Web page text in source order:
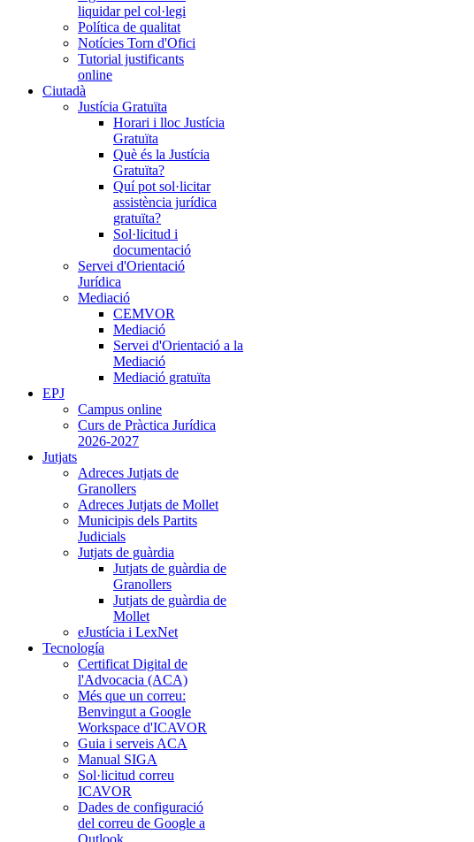
liquidar pel col·legi
Política de qualitat
Notícies Torn d'Ofici
Tutorial justificants
online
Ciutadà
Justícia Gratuïta
Horari i lloc Justícia
Gratuïta
Què és la Justícia
Gratuïta?
Quí pot sol·licitar
assistència jurídica
gratuïta?
Sol·licitud i
documentació
Servei d'Orientació
Jurídica
Mediació
CEMVOR
Mediació
Servei d'Orientació a la
Mediació
Mediació gratuïta
EPJ
Campus online
Curs de Pràctica Jurídica
2026-2027
Jutjats
Adreces Jutjats de
Granollers
Adreces Jutjats de Mollet
Municipis dels Partits
Judicials
Jutjats de guàrdia
Jutjats de guàrdia de
Granollers
Jutjats de guàrdia de
Mollet
eJustícia i LexNet
Tecnología
Certificat Digital de
l'Advocacia (ACA)
Més que un correu:
Benvingut a Google
Workspace d'ICAVOR
Guia i serveis ACA
Manual SIGA
Sol·licitud correu
ICAVOR
Dades de configuració
del correu de Google a
Outlook